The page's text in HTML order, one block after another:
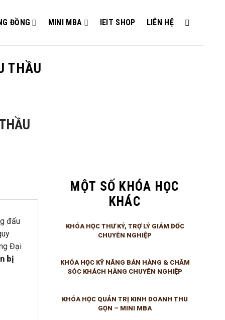
ĐỒNG MINI MBA IEIT SHOP LIÊN HỆ
THẦU
đấu
Đại
bị
MỘT SỐ KHÓA HỌC
KHÁC
KHÓA HỌC THƯ KÝ, TRỢ LÝ GIÁM ĐỐC
CHUYÊN NGHIỆP
KHÓA HỌC KỸ NĂNG BÁN HÀNG & CHĂM
SÓC KHÁCH HÀNG CHUYÊN NGHIỆP
KHÓA HỌC QUẢN TRỊ KINH DOANH THU
GỌN – MINI MBA